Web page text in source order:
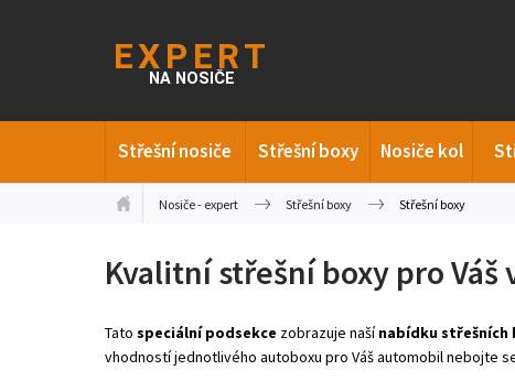
Střešní nosiče Střešní boxy Nosiče kol
Nosiče - expert Střešní boxy Střešní boxy
Kvalitní střešní boxy pro Váš
Tato speciální podsekce zobrazuje našínabídku střešních
vhodností jednotlivého autoboxu pro Váš automobil nebojte